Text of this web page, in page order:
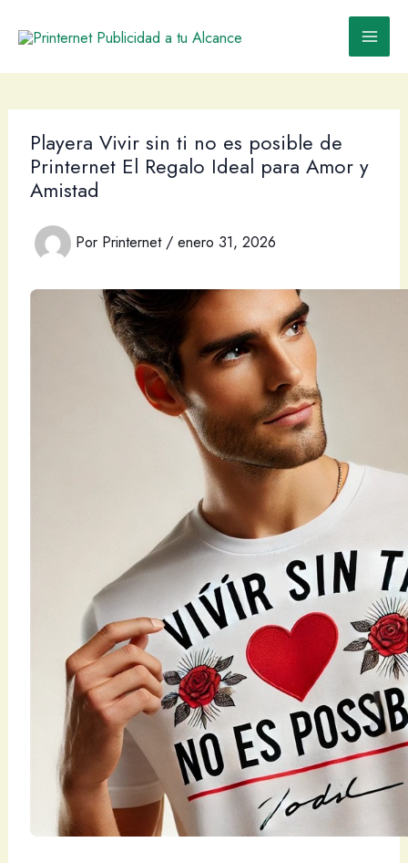
Playera Vivir sin ti no es posible de
Printernet El Regalo Ideal para Amor y
Amistad
Por Printernet / enero 31, 2026